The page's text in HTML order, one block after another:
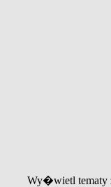
Wy�wietl tematy